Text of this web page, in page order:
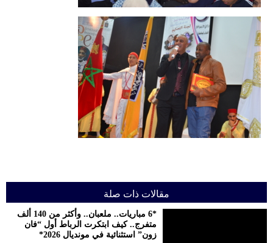
مقالات ذات صلة
*6 مباريات.. ملعبان.. وأكثر من 140 ألف
متفرج.. كيف ابتكرت الرباط أول “فان
زون” استثنائية في مونديال 2026*